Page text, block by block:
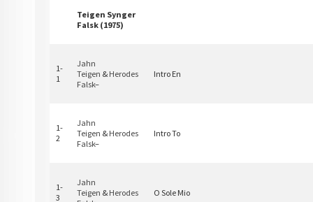
Teigen Synger
Falsk (1975)
1-
1
Jahn
Teigen & Herodes
Falsk–
Intro En
1-
2
Jahn
Teigen & Herodes
Falsk–
Intro To
1-
3
Jahn
Teigen & Herodes
O Sole Mio